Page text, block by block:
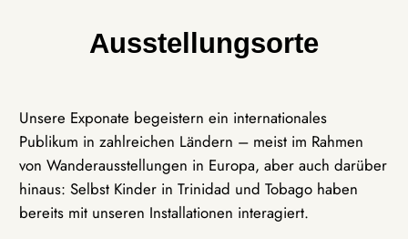
Ausstellungsorte
Unsere Exponate begeistern ein internationales
Publikum in zahlreichen Ländern – meist im Rahmen
von Wanderausstellungen in Europa, aber auch darüber
hinaus: Selbst Kinder in Trinidad und Tobago haben
bereits mit unseren Installationen interagiert.